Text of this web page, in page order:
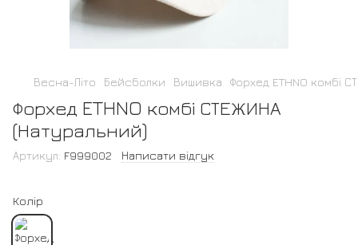
Весна-Літо Бейсболки Вишивка Форхед ETHNO комбі
Форхед ETHNO комбі СТЕЖИНА
(Натуральний)
Артикул: F999002 Написати відгук
Колір